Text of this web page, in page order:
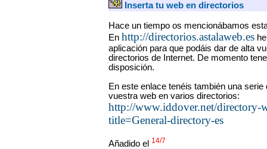
Inserta tu web en directorios
Hace un tiempo os mencionábamos
En http://directorios.astalaweb.es
aplicación para que podáis dar de alta
directorios de Internet. De momento
disposición.
En este enlace tenéis también una
vuestra web en varios directorios:
http://www.iddover.net/directory-
title=General-directory-es
Añadido el 14/7